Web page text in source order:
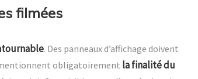
filmées
. Des panneaux d’affichage doivent
mentionnent obligatoirement la finalité du